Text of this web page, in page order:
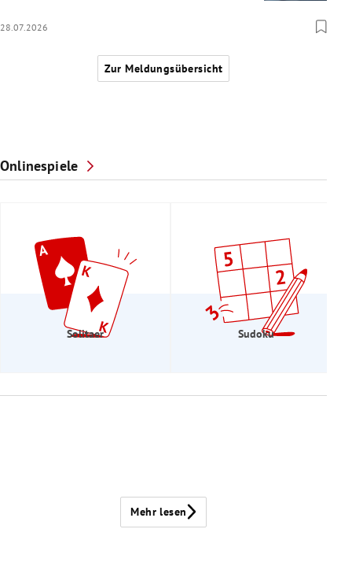
28.07.2026
Zur Meldungsübersicht
Onlinespiele
Solitaer Sudoku
Mehr lesen